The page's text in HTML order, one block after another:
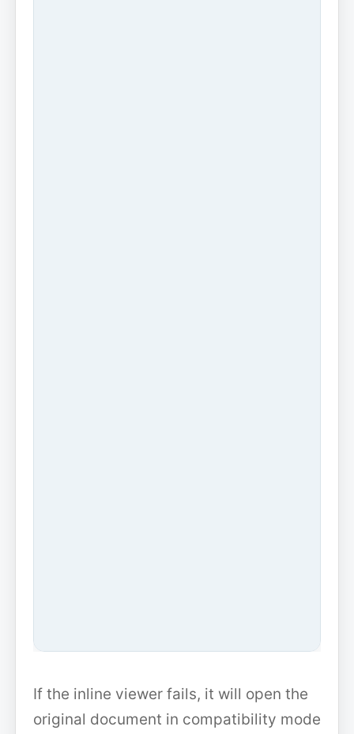
If the inline viewer fails, it will open the
original document in compatibility mode